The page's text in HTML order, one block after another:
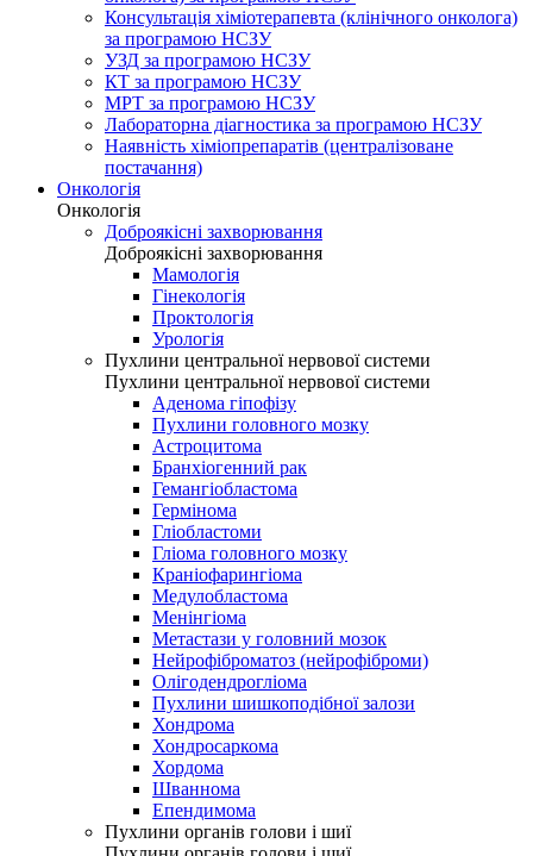
Консультація хіміотерапевта (клінічного онколога)
за програмою НСЗУ
УЗД за програмою НСЗУ
КТ за програмою НСЗУ
МРТ за програмою НСЗУ
Лабораторна діагностика за програмою НСЗУ
Наявність хіміопрепаратів (централізоване
постачання)
Онкологія
Онкологія
Доброякісні захворювання
Доброякісні захворювання
Мамологія
Гінекологія
Проктологія
Урологія
Пухлини центральної нервової системи
Пухлини центральної нервової системи
Аденома гіпофізу
Пухлини головного мозку
Астроцитома
Бранхіогенний рак
Гемангіобластома
Гермінома
Гліобластоми
Гліома головного мозку
Краніофарингіома
Медулобластома
Менінгіома
Метастази у головний мозок
Нейрофіброматоз (нейрофіброми)
Олігодендрогліома
Пухлини шишкоподібної залози
Хондрома
Хондросаркома
Хордома
Шваннома
Епендимома
Пухлини органів голови і шиї